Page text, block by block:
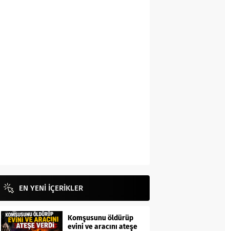
EN YENİ İÇERİKLER
Komşusunu öldürüp
evini ve aracını ateşe